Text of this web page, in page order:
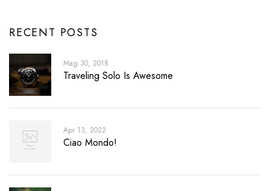
RECENT POSTS
Mag 30, 2018
Traveling Solo Is Awesome
Apr 13, 2022
Ciao Mondo!